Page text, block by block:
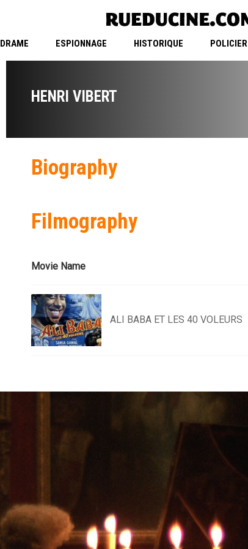
DRAME ESPIONNAGE HISTORIQUE POLICIER
HENRI VIBERT
Biography
Filmography
Movie Name
ALI BABA ET LES 40 VOLEURS